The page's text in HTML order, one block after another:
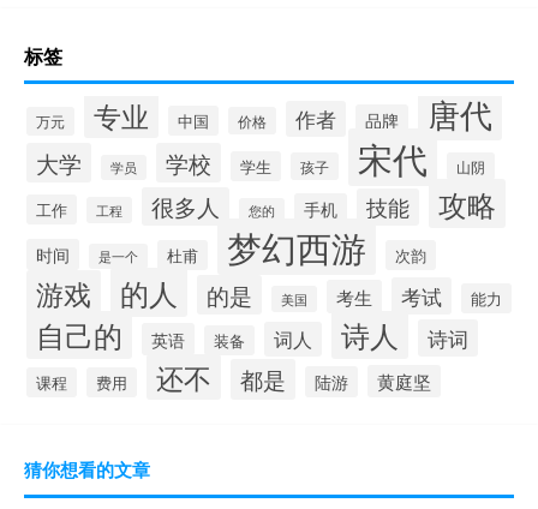
标签
万元 专业 中国 价格 作者 品牌 唐代
大学 学员 学校 学生 孩子 宋代 山阴
工作 工程 很多人 您的 手机 技能 攻略
时间 是一个 杜甫 梦幻西游 次韵
游戏 的人 的是 美国 考生 考试 能力
自己的 英语 装备 词人 诗人 诗词
课程 费用 还不 都是 陆游 黄庭坚
猜你想看的文章